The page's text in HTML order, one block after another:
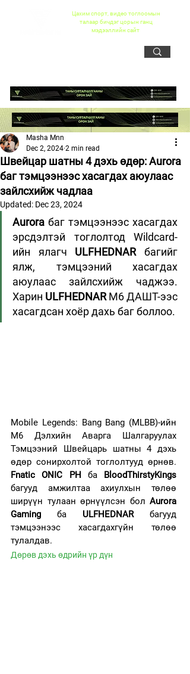
Цахим спорт, видео тоглоомын
талаар бичдэг цорын ганц
мэдээллийн сайт
Швейцар шатны 4 дэхь өдөр: Aurora
баг тэмцээнээс хасагдах аюулаас
зайлсхийж чадлаа
Masha Mnn
Dec 2, 2024 2 min read
Updated: Dec 23, 2024
Aurora баг тэмцээнээс хасагдах
эрсдэлтэй тоглолтод Wildcard-
ийн ялагч ULFHEDNAR багийг
ялж, тэмцээний хасагдах
аюулаас зайлсхийж чаджээ.
Харин ULFHEDNAR M6 ДАШТ-ээс
хасагдсан хоёр дахь баг боллоо.
Mobile Legends: Bang Bang (MLBB)-ийн
M6 Дэлхийн Аварга Шалгаруулах
Тэмцээний Швейцарь шатны 4 дэхь
Fnatic ONIC PH ба BloodThirstyKings
багууд амжилтаа ахиулхын төлөө
ширүүн тулаан өрнүүлсэн бол Aurora
Gaming ба ULFHEDNAR багууд
тэмцээнээс хасагдахгүйн төлөө
тулалдав.
Дөрөв дэхь өдрийн үр дүн